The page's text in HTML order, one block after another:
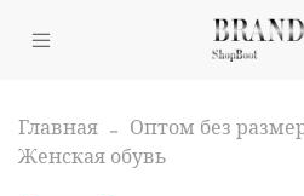
Главная
Оптом без
Женская обувь